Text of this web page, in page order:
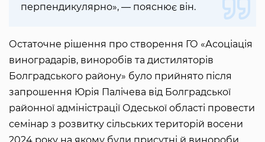
перпендикулярно», — пояснює він.
Остаточне рішення про створення ГО «Асоціація
виноградарів, виноробів та дистиляторів
Болградського району» було прийнято після
запрошення Юрія Палічева від Болградської
районної адміністрації Одеської області провести
семінар з розвитку сільських територій восени